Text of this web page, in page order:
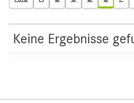
Keine Ergebnisse